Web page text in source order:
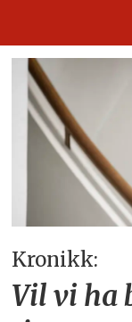
Kronikk:
Vil vi ha